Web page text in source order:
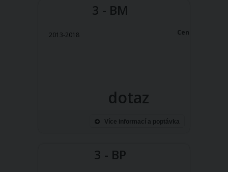
3 - BM
2013-2018 Cena:
dotaz
Více informací a poptávka
3 - BP